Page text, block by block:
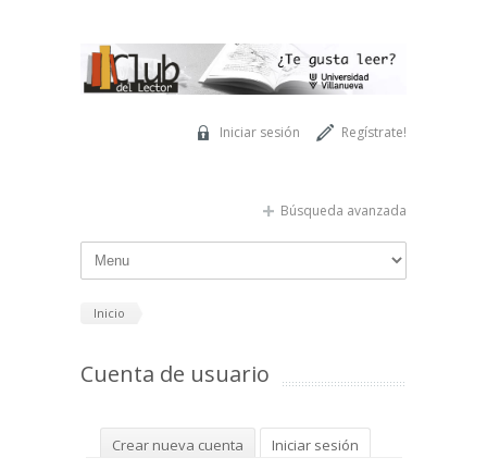
Regístrate!
Iniciar sesión
Búsqueda avanzada
Inicio
Cuenta de usuario
Solapas principales
Crear nueva cuenta Iniciar sesión